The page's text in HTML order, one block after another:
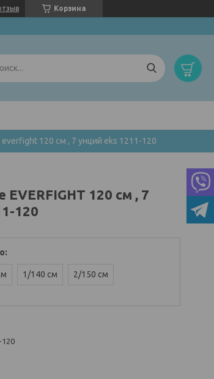
Корзина
120 см , 7 унций eks 1211-120
120 см , 7
120
:
1/140 см 2/150 см
120